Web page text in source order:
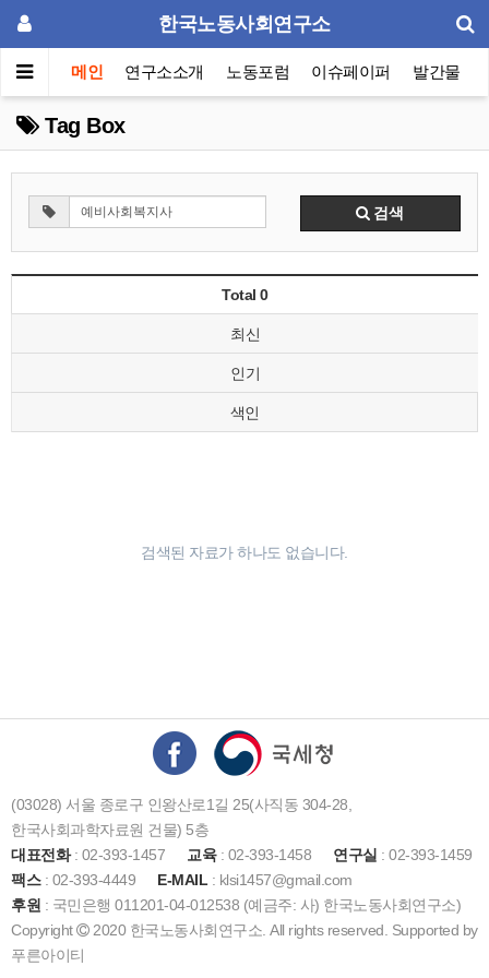
한국노동사회연구소
메인 연구소소개 노동포럼 이슈페이퍼 발간물
Tag Box
검색
Total 0
최신
인기
색인
검색된 자료가 하나도 없습니다.
(03028) 서울 종로구 인왕산로1길 25(사직동 304-28,
한국사회과학자료원 건물) 5층
대표전화: 02-393-1457 교육: 02-393-1458 연구실 : 02-393-1459
팩스: 02-393-4449 E-MAIL : klsi1457@gmail.com
후원 : 국민은행 011201-04-012538 (예금주: 사) 한국노동사회연구소)
Copyright
2020 한국노동사회연구소. All rights reserved. Supported by
푸른아이티